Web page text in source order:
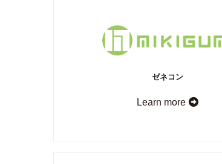
ゼネコン
Learn more